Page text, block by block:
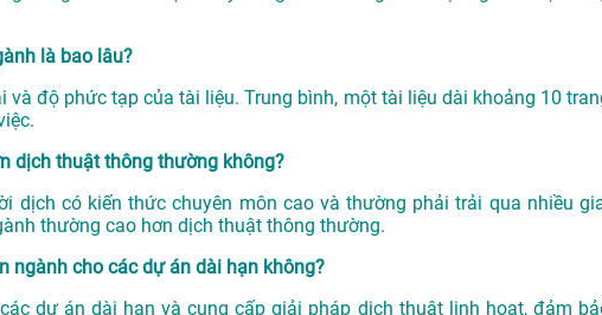
là bao lâu?
độ phức tạp của tài liệu. Trung bình, một tài liệu dài khoảng 10
dịch thuật thông thường không?
dịch có kiến thức chuyên môn cao và thường phải trải qua nhiều
thường cao hơn dịch thuật thông thường.
ngành cho các dự án dài hạn không?
dự án dài hạn và cung cấp giải pháp dịch thuật linh hoạt, đảm